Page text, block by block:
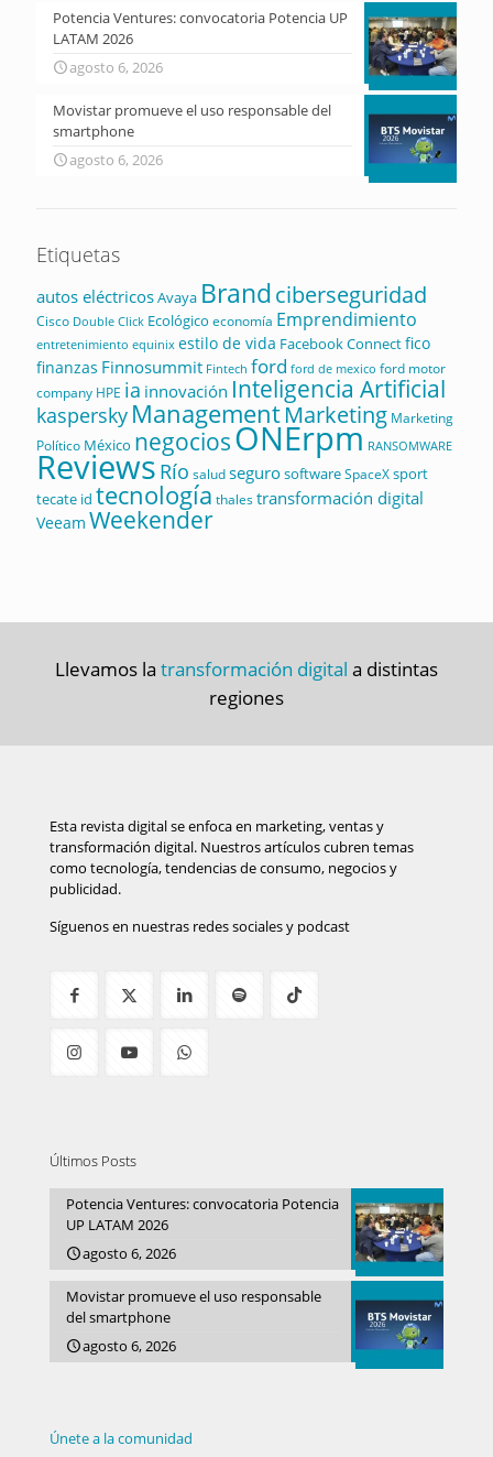
Potencia Ventures: convocatoria Potencia UP
LATAM 2026
agosto 6, 2026
Movistar promueve el uso responsable del
smartphone
agosto 6, 2026
Etiquetas
autos eléctricosAvaya Brandciberseguridad
Cisco Double Click Ecológico economía Emprendimiento
entretenimiento equinix estilo de vida Facebook Connectfico
finanzas Finnosummit Fintech ford ford de mexico ford motor
company HPE ia innovación Inteligencia Artificial
kaspersky ManagementMarketing Marketing
Político México negociosONErpm RANSOMWARE
Reviews Río saludsegurosoftwareSpaceXsport
tecate id tecnología thalestransformación digital
Veeam Weekender
Llevamos la transformación digital a distintas
regiones
Esta revista digital se enfoca en marketing, ventas y
transformación digital. Nuestros artículos cubren temas
como tecnología, tendencias de consumo, negocios y
publicidad.
Síguenos en nuestras redes sociales y podcast
Últimos Posts
Potencia Ventures: convocatoria Potencia
UP LATAM 2026
agosto 6, 2026
Movistar promueve el uso responsable
del smartphone
agosto 6, 2026
Únete a la comunidad